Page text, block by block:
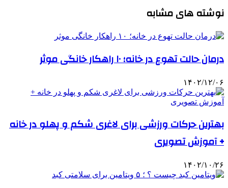
نوشته های مشابه
درمان حالت تهوع در خانه؛ ۱۰ راهکار خانگی موثر
۱۴۰۲/۱۲/۰۶
بهترین حرکات ورزشی برای لاغری شکم و پهلو در خانه
+ آموزش تصویری
۱۴۰۲/۱۰/۲۶